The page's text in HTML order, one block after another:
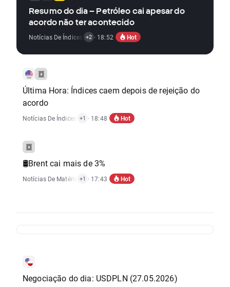
Resumo do dia – Petróleo cai apesar do
acordo não ter acontecido
Notícias De Índices ,Notícias De Matérias-Primas
+2 · 18:52 Hot
Última Hora: Índices caem depois de rejeição do
acordo
Notícias De Índices Notícias De Matérias-Primas
+1 · 18:48 Hot
🛢️Brent cai mais de 3%
Notícias De Matérias-Primas
+1 · 17:43 Hot
Negociação do dia: USDPLN (27.05.2026)